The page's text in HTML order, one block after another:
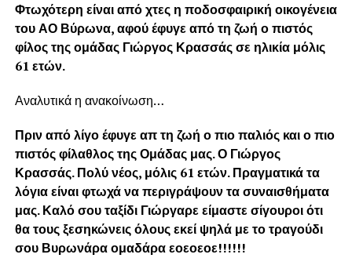
Φτωχότερη είναι από χτες η ποδοσφαιρική οικογένεια
του ΑΟ Βύρωνα, αφού έφυγε από τη ζωή ο πιστός
φίλος της ομάδας Γιώργος Κρασσάς σε ηλικία μόλις
61 ετών.
Αναλυτικά η ανακοίνωση…
Πριν από λίγο έφυγε απ τη ζωή ο πιο παλιός και ο πιο
πιστός φίλαθλος της Ομάδας μας. Ο Γιώργος
Κρασσάς. Πολύ νέος, μόλις 61 ετών. Πραγματικά τα
λόγια είναι φτωχά να περιγράψουν τα συναισθήματα
μας. Καλό σου ταξίδι Γιώργαρε είμαστε σίγουροι ότι
θα τους ξεσηκώνεις όλους εκεί ψηλά με το τραγούδι
σου Βυρωνάρα ομαδάρα εοεοεοε!!!!!!